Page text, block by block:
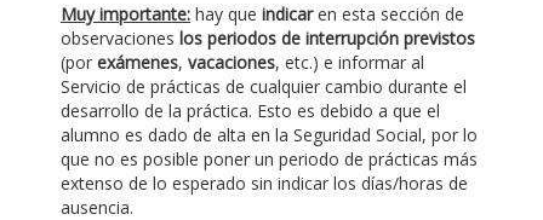
Muy importante: hay que indicaren esta sección de
observaciones los periodos de interrupción previstos
(por exámenes, vacaciones, etc.) e informar al
Servicio de prácticas de cualquier cambio durante el
desarrollo de la práctica. Esto es debido a que el
alumno es dado de alta en la Seguridad Social, por lo
que no es posible poner un periodo de prácticas más
extenso de lo esperado sin indicar los días/horas de
ausencia.